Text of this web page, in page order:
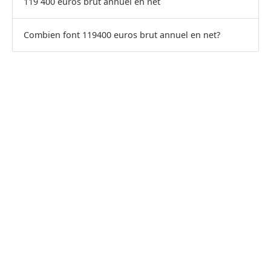
Combien font 119400 euros brut annuel en net?